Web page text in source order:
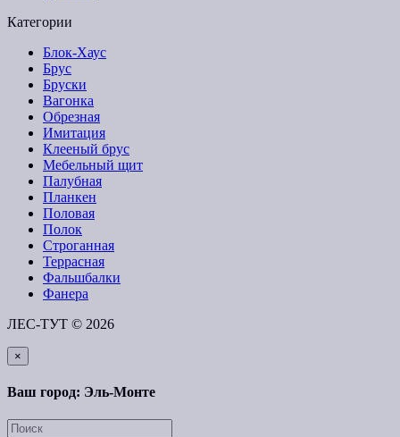
Категории
Блок-Хаус
Брус
Бруски
Вагонка
Обрезная
Имитация
Клееный брус
Мебельный щит
Палубная
Планкен
Половая
Полок
Строганная
Террасная
Фальшбалки
Фанера
ЛЕС-ТУТ © 2026
×
Ваш город: Эль-Монте